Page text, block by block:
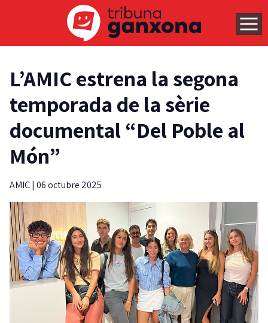
L’AMIC estrena la segona
temporada de la sèrie
documental “Del Poble al
Món”
AMIC| 06 octubre 2025